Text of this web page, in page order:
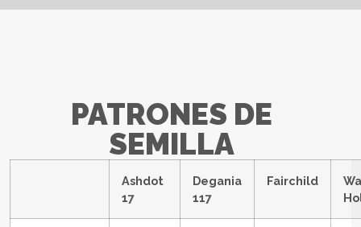
PATRONES DE
SEMILLA
Ashdot
17
Degania
117
Fairchild